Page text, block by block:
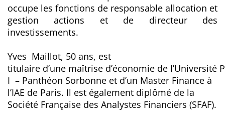
occupe les fonctions de responsable allocation et
gestion actions et de directeur des
investissements.
Yves Maillot, 50 ans, est
titulaire d’une maîtrise d’économie de l’Université
I – Panthéon Sorbonne et d’un Master Finance à
l’IAE de Paris. Il est également diplômé de la
Société Française des Analystes Financiers (SFAF).